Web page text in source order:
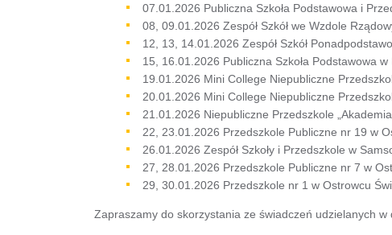
07.01.2026 Publiczna Szkoła Podstawowa i
08, 09.01.2026 Zespół Szkół we Wzdole
12, 13, 14.01.2026 Zespół Szkół
15, 16.01.2026 Publiczna Szkoła Podstawowa
19.01.2026 Mini College Niepubliczne
20.01.2026 Mini College Niepubliczne
21.01.2026 Niepubliczne Przedszkole
22, 23.01.2026 Przedszkole Publiczne nr 19 w
26.01.2026 Zespół Szkoły i Przedszkole w
27, 28.01.2026 Przedszkole Publiczne nr 7 w
29, 30.01.2026 Przedszkole nr 1 w Ostrowcu
Zapraszamy do skorzystania ze świadczeń udzielanych w